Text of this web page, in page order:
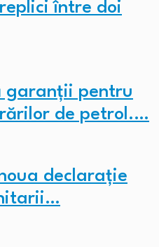
între doi
garanții pentru
de petrol.…
declarație